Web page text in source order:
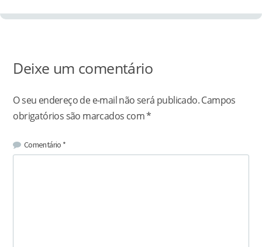
Deixe um comentário
O seu endereço de e-mail não será publicado.Campos
obrigatórios são marcados com*
Comentário *